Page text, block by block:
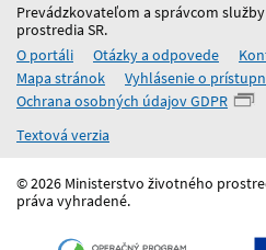
Prevádzkovateľom a správcom
prostredia SR.
O portáli
Otázky a odpovede
Mapa stránok
Vyhlásenie o
Ochrana osobných údajov GDPR
Textová verzia
© 2026 Ministerstvo životného
práva vyhradené.